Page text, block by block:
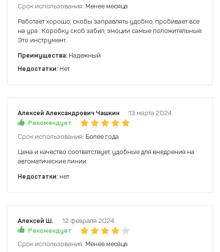
Срок использования: Менее месяца
Работает хорошо, скобы заправлять удобно, пробивает все
на ура . Коробку скоб забил, эмоции самые положительные.
Это инструмент.
Преимущества: Надежный
Недостатки: Нет
Алексей Александрович Чашкин
13 марта 2024
Рекомендует
Срок использования: Более года
Цена и качество соответствует, удобные для внедрения на
автоматические линии.
Недостатки: нет
Алексей Ш.
12 февраля 2024
Рекомендует
Срок использования: Менее месяца